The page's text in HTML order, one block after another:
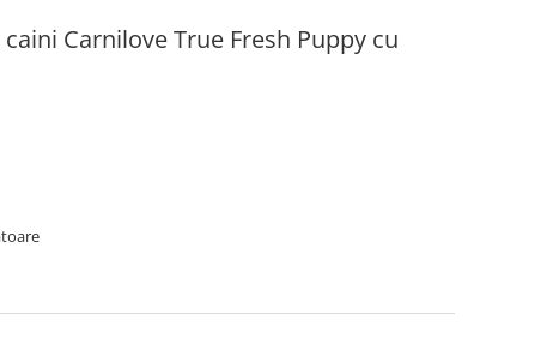
Carnilove True Fresh Puppy cu